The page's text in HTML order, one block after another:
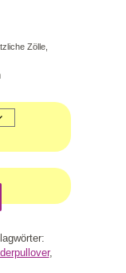
Zölle,
,